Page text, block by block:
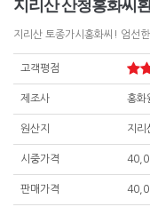
지리산 산청홍화씨
지리산 토종가시홍화씨! 엄선
고객평점
제조사 홍화
원산지 지리
시중가격
판매가격